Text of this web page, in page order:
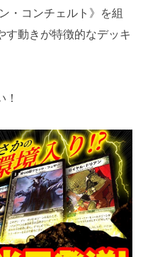
・コンチェルト》を組
す動きが特徴的なデッキ